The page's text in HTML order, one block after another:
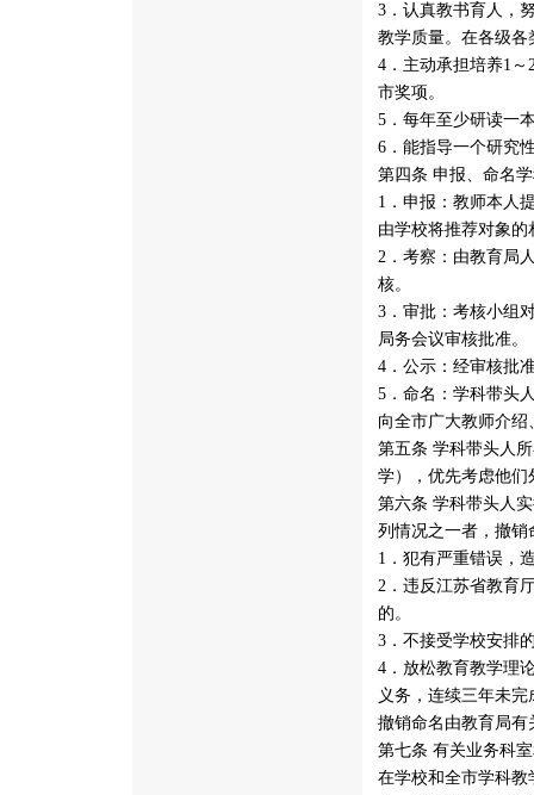
3．认真教书育人，
教学质量。在各级
4．主动承担培养1
市奖项。
5．每年至少研读一
6．能指导一个研究
第四条 申报、命名
1．申报：教师本人
由学校将推荐对象
2．考察：由教育局
核。
3．审批：考核小组
局务会议审核批准。
4．公示：经审核批
5．命名：学科带头
向全市广大教师介
第五条 学科带头人
学），优先考虑他
第六条 学科带头人
列情况之一者，撤销
1．犯有严重错误，
2．违反江苏省教育
的。
3．不接受学校安排
4．放松教育教学理
义务，连续三年未
撤销命名由教育局
第七条 有关业务科
在学校和全市学科